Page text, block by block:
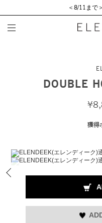
＜8/11まで
DOUBLE
獲得